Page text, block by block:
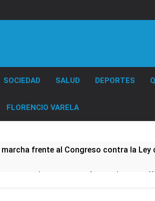
SOCIEDAD SALUD DEPORTES
FLORENCIO VARELA
frente al Congreso contra la Ley
argentinos: cayeron las acciones en